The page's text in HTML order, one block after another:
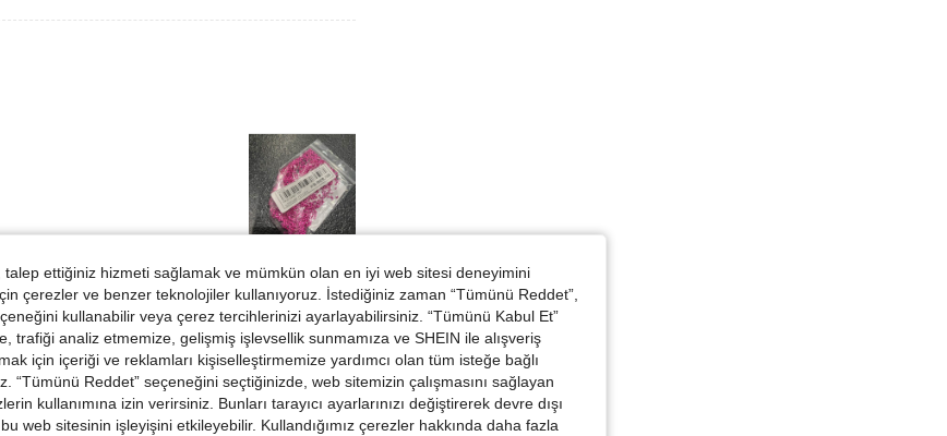
Helpful (0)
Görüntüle
talep ettiğiniz hizmeti sağlamak ve mümkün olan en iyi web sitesi deneyimini
çerezler ve benzer teknolojiler kullanıyoruz. İstediğiniz zaman “Tümünü Reddet”,
kullanabilir veya çerez tercihlerinizi ayarlayabilirsiniz. “Tümünü Kabul Et”
trafiği analiz etmemize, gelişmiş işlevsellik sunmamıza ve SHEIN ile alışveriş
için içeriği ve reklamları kişiselleştirmemize yardımcı olan tüm isteğe bağlı
“Tümünü Reddet” seçeneğini seçtiğinizde, web sitemizin çalışmasını sağlayan
kullanımına izin verirsiniz. Bunları tarayıcı ayarlarınızı değiştirerek devre dışı
web sitesinin işleyişini etkileyebilir. Kullandığımız çerezler hakkında daha fazla